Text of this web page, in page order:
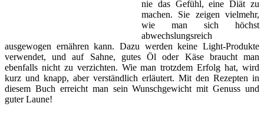
nie das Gefühl, eine Diät zu
machen. Sie zeigen vielmehr,
wie man sich höchst
abwechslungsreich
ausgewogen ernähren kann. Dazu werden keine Light-Produkte
verwendet, und auf Sahne, gutes Öl oder Käse braucht man
ebenfalls nicht zu verzichten. Wie man trotzdem Erfolg hat, wird
kurz und knapp, aber verständlich erläutert. Mit den Rezepten in
diesem Buch erreicht man sein Wunschgewicht mit Genuss und
guter Laune!